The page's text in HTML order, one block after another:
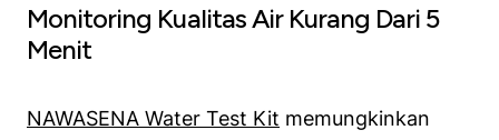
Monitoring Kualitas Air Kurang Dari 5
Menit
NAWASENA Water Test Kit memungkinkan